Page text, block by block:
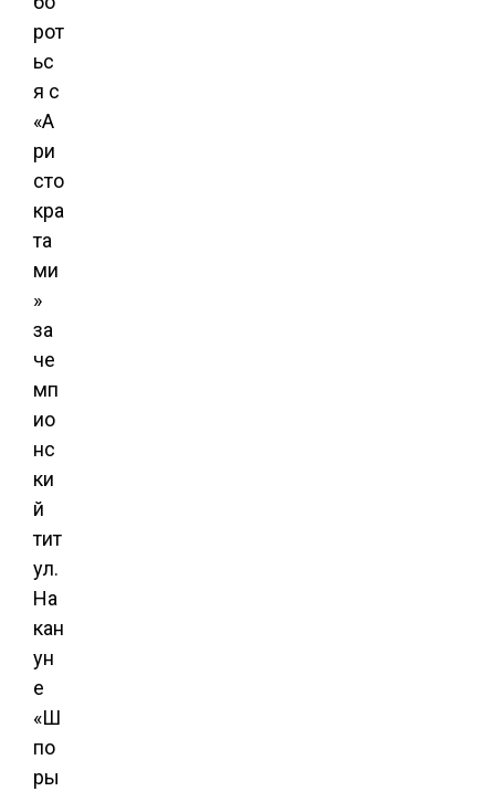
рот
ьс
я с
«А
ри
сто
кра
та
ми
»
за
че
мп
ио
нс
ки
й
тит
ул.
На
кан
ун
е
«Ш
по
ры